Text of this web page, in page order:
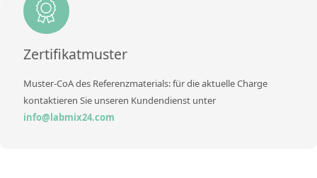
Methode
Zertifikatmuster
Muster-CoA des Referenzmaterials: für die aktuelle Charge
kontaktieren Sie unseren Kundendienst unter
info@labmix24.com